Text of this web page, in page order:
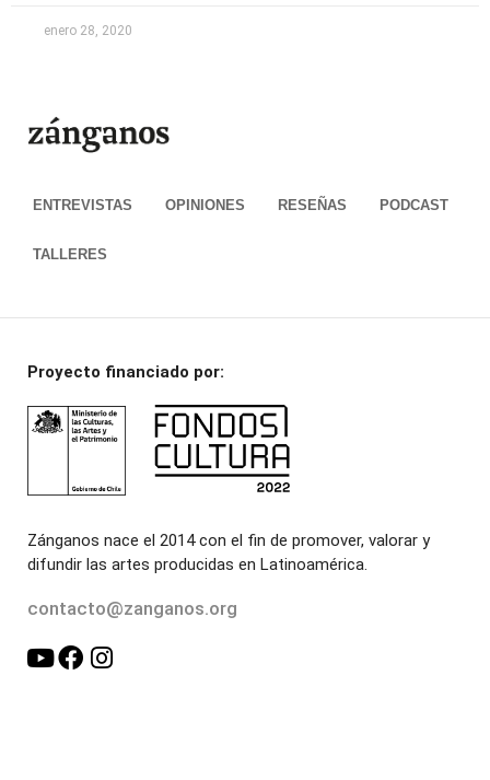
enero 28, 2020
ENTREVISTAS OPINIONES RESEÑAS PODCAST
TALLERES
Proyecto financiado por:
Zánganos nace el 2014 con el fin de promover, valorar y
difundir las artes producidas en Latinoamérica.
contacto@zanganos.org